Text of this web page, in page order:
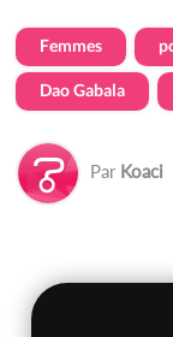
Femmes
Dao Gabala
Par Koaci